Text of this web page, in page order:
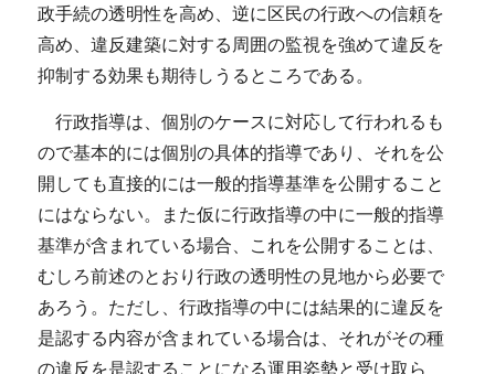
政手続の透明性を高め、逆に区民の行政への信頼を
高め、違反建築に対する周囲の監視を強めて違反を
抑制する効果も期待しうるところである。
行政指導は、個別のケースに対応して行われるも
ので基本的には個別の具体的指導であり、それを公
開しても直接的には一般的指導基準を公開すること
にはならない。また仮に行政指導の中に一般的指導
基準が含まれている場合、これを公開することは、
むしろ前述のとおり行政の透明性の見地から必要で
あろう。ただし、行政指導の中には結果的に違反を
是認する内容が含まれている場合は、それがその種
の違反を是認することになる運用姿勢と受け取ら